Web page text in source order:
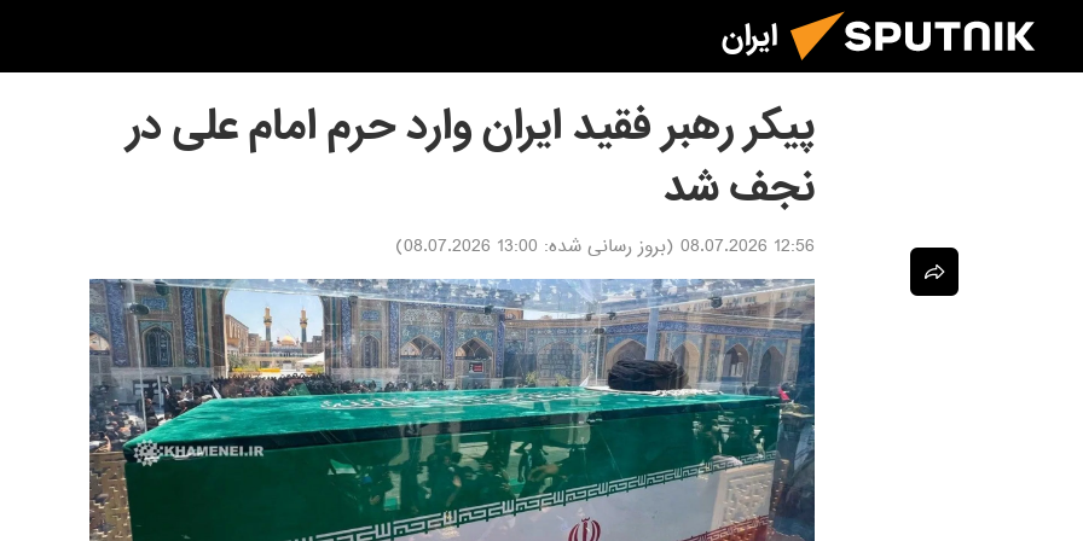
ایران
پیکر رهبر فقید ایران وارد حرم امام علی در
نجف شد
12:56 08.07.2026 (بروز رسانی شده: 13:00 08.07.2026
)